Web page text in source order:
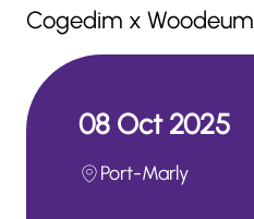
FINANCE
PORTFOLIO
Cogedim x Woodeum
08 Oct 2025
Port-Marly